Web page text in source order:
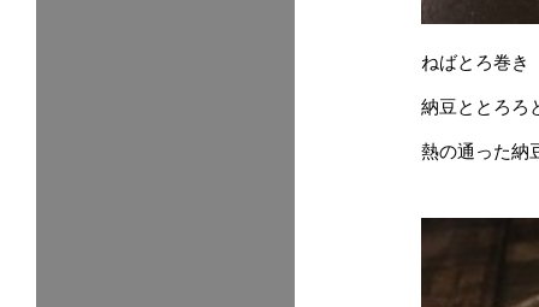
ねばとろ巻き
納豆ととろろ
熱の通った納